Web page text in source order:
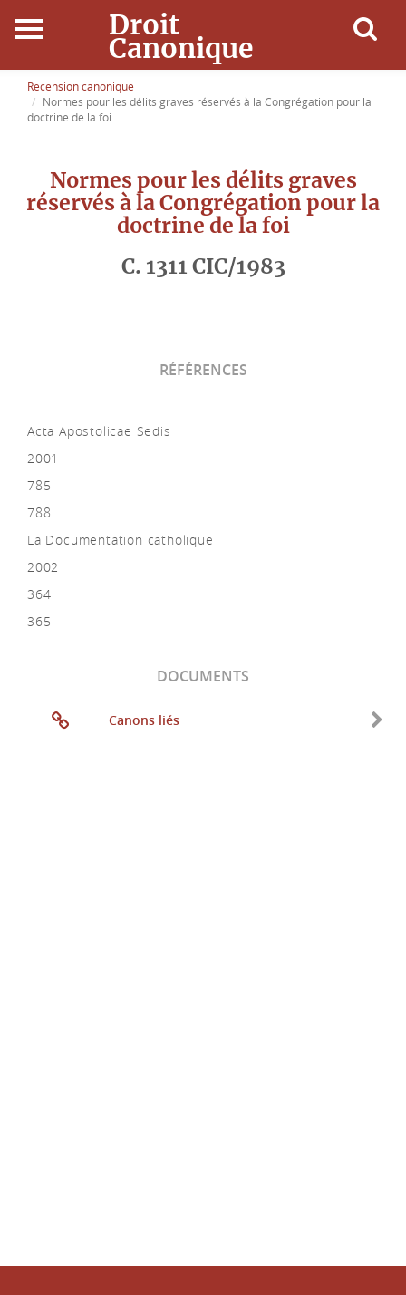
Droit
Canonique
Accueil
Ressources
Recension canonique
Normes pour les délits graves réservés à la Congrégation pour la
doctrine de la foi
Normes pour les délits graves
réservés à la Congrégation pour la
doctrine de la foi
C. 1311 CIC/1983
RÉFÉRENCES
Acta Apostolicae Sedis
2001
785
788
La Documentation catholique
2002
364
365
DOCUMENTS
Canons liés